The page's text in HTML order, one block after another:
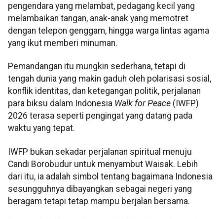
pengendara yang melambat, pedagang kecil yang
melambaikan tangan, anak-anak yang memotret
dengan telepon genggam, hingga warga lintas agama
yang ikut memberi minuman.
Pemandangan itu mungkin sederhana, tetapi di
tengah dunia yang makin gaduh oleh polarisasi sosial,
konflik identitas, dan ketegangan politik, perjalanan
para biksu dalam Indonesia Walk for Peace (IWFP)
2026 terasa seperti pengingat yang datang pada
waktu yang tepat.
IWFP bukan sekadar perjalanan spiritual menuju
Candi Borobudur untuk menyambut Waisak. Lebih
dari itu, ia adalah simbol tentang bagaimana Indonesia
sesungguhnya dibayangkan sebagai negeri yang
beragam tetapi tetap mampu berjalan bersama.